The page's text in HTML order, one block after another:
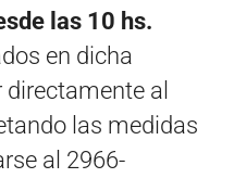
las 10 hs.
en dicha
al
las medidas
al 2966-